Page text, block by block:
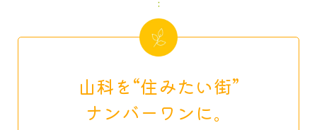
山科を“住みたい街”
ナンバーワンに。